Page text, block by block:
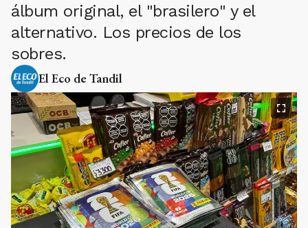
álbum original, el "brasilero" y el
alternativo. Los precios de los
sobres.
El Eco de Tandil